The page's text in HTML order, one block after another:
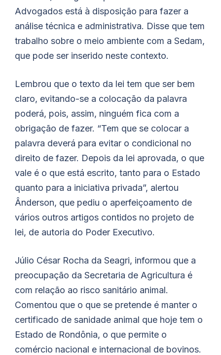
Advogados está à disposição para fazer a
análise técnica e administrativa. Disse que tem
trabalho sobre o meio ambiente com a Sedam,
que pode ser inserido neste contexto.
Lembrou que o texto da lei tem que ser bem
claro, evitando-se a colocação da palavra
poderá, pois, assim, ninguém fica com a
obrigação de fazer. “Tem que se colocar a
palavra deverá para evitar o condicional no
direito de fazer. Depois da lei aprovada, o que
vale é o que está escrito, tanto para o Estado
quanto para a iniciativa privada”, alertou
Ânderson, que pediu o aperfeiçoamento de
vários outros artigos contidos no projeto de
lei, de autoria do Poder Executivo.
Júlio César Rocha da Seagri, informou que a
preocupação da Secretaria de Agricultura é
com relação ao risco sanitário animal.
Comentou que o que se pretende é manter o
certificado de sanidade animal que hoje tem o
Estado de Rondônia, o que permite o
comércio nacional e internacional de bovinos.